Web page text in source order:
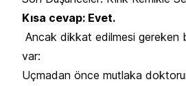
Kısa cevap: Evet.
Ancak dikkat edilmesi gereken
var:
Uçmadan önce mutlaka